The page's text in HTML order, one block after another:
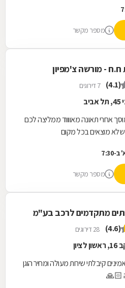
מספר מקשר
ח.ח - מורשה צ'מפיון
(4.1) 7 דירוגים
אחרי תאונה מאווווד ממליצה לכם
שלא מוצאים בכל מקום
7:30
מספר מקשר
מתקדמים לרכב בע"מ
(4.6) 28 דירוגים
קיבלתי שירות מעולה ומחיר הוגן
🙏🏻